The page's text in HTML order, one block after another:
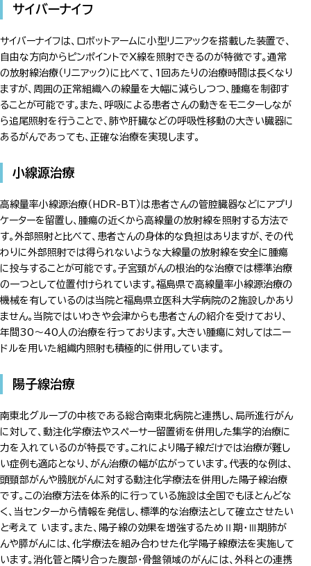
サイバーナイフ
サイバーナイフは、ロボットアームに小型リニアックを搭載した装置で、
自由な方向からピンポイントでX線を照射できるのが特徴です。通常
の放射線治療（リニアック）に比べて、1回あたりの治療時間は長くなり
ますが、周囲の正常組織への線量を大幅に減らしつつ、腫瘍を制御す
ることが可能です。また、呼吸による患者さんの動きをモニターしなが
ら追尾照射を行うことで、肺や肝臓などの呼吸性移動の大きい臓器に
あるがんであっても、正確な治療を実現します。
小線源治療
高線量率小線源治療（HDR-BT）は患者さんの管腔臓器などにアプリ
ケーターを留置し、腫瘍の近くから高線量の放射線を照射する方法で
す。外部照射と比べて、患者さんの身体的な負担はありますが、その代
わりに外部照射では得られないような大線量の放射線を安全に腫瘍
に投与することが可能です。子宮頸がんの根治的な治療では標準治療
の一つとして位置付けられています。福島県で高線量率小線源治療の
機械を有しているのは当院と福島県立医科大学病院の２施設しかあり
ません。当院ではいわきや会津からも患者さんの紹介を受けており、
年間30～40人の治療を行っております。大きい腫瘍に対してはニー
ドルを用いた組織内照射も積極的に併用しています。
陽子線治療
南東北グループの中核である総合南東北病院と連携し、局所進行がん
に対して、動注化学療法やスペーサー留置術を併用した集学的治療に
力を入れているのが特長です。これにより陽子線だけでは治療が難し
い症例も適応となり、がん治療の幅が広がっています。代表的な例は、
頭頸部がんや膀胱がんに対する動注化学療法を併用した陽子線治療
です。この治療方法を体系的に行っている施設は全国でもほとんどな
く、当センターから情報を発信し、標準的な治療法として確立させたい
と考えて います。また、陽子線の効果を増強するためⅡ期・Ⅲ期肺が
んや膵がんには、化学療法を組み合わせた化学陽子線療法を実施して
います。消化管と隣り合った腹部・骨盤領域のがんには、外科との連携